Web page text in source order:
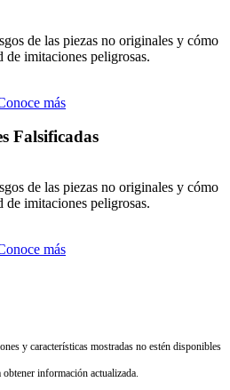
de las piezas no originales y cómo
de imitaciones peligrosas.
más
Falsificadas
de las piezas no originales y cómo
de imitaciones peligrosas.
más
y características mostradas no estén disponibles
información actualizada.